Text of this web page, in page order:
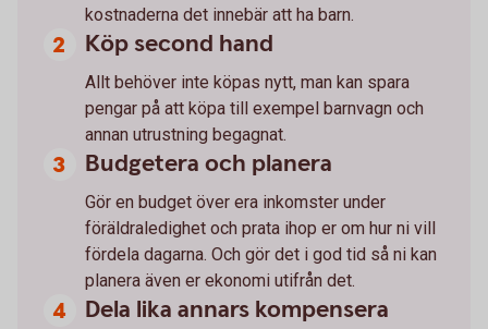
kostnaderna det innebär att ha barn.
Köp second hand
Allt behöver inte köpas nytt, man kan spara
pengar på att köpa till exempel barnvagn och
annan utrustning begagnat.
Budgetera och planera
Gör en budget över era inkomster under
föräldraledighet och prata ihop er om hur ni vill
fördela dagarna. Och gör det i god tid så ni kan
planera även er ekonomi utifrån det.
Dela lika annars kompensera